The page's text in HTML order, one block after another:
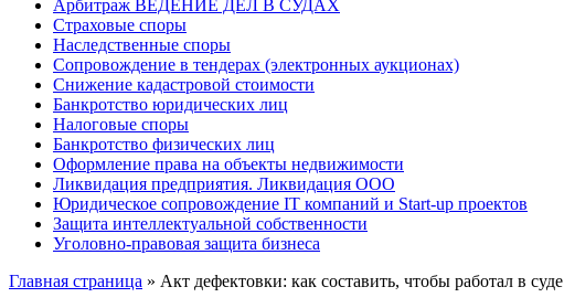
Арбитраж ВЕДЕНИЕ ДЕЛ В СУДАХ
Страховые споры
Наследственные споры
Сопровождение в тендерах (электронных аукционах)
Снижение кадастровой стоимости
Банкротство юридических лиц
Налоговые споры
Банкротство физических лиц
Оформление права на объекты недвижимости
Ликвидация предприятия. Ликвидация ООО
Юридическое сопровождение IT компаний и Start-up проектов
Защита интеллектуальной собственности
Уголовно-правовая защита бизнеса
Главная страница » Акт дефектовки: как составить, чтобы работал в суде